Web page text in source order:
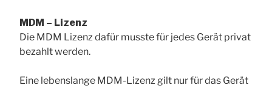
MDM – Lizenz
Die MDM Lizenz dafür musste für jedes Gerät privat
bezahlt werden.
Eine lebenslange MDM-Lizenz gilt nur für das Gerät